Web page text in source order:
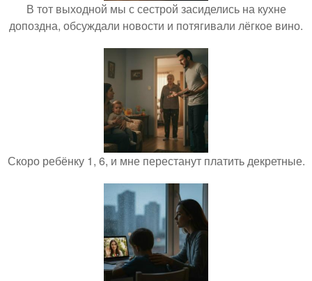
В тот выходной мы с сестрой засиделись на кухне
допоздна, обсуждали новости и потягивали лёгкое вино.
Скоро ребёнку 1, 6, и мне перестанут платить декретные.